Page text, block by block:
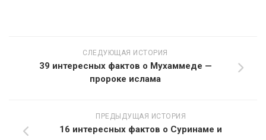
СЛЕДУЮЩАЯ ИСТОРИЯ
39 интересных фактов о Мухаммеде —
пророке ислама
ПРЕДЫДУЩАЯ ИСТОРИЯ
16 интересных фактов о Суринаме и